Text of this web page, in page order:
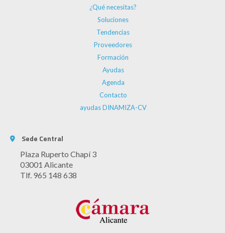
¿Qué necesitas?
Soluciones
Tendencias
Proveedores
Formación
Ayudas
Agenda
Contacto
ayudas DINAMIZA-CV
Sede Central
Plaza Ruperto Chapí 3
03001 Alicante
Tlf. 965 148 638